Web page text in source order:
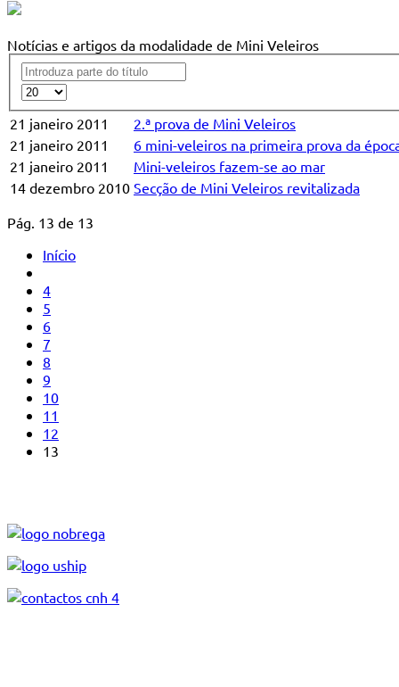
Notícias e artigos da modalidade de Mini Veleiros
21 janeiro 2011
2.ª prova de Mini Veleiros
21 janeiro 2011
6 mini-veleiros na primeira prova da
21 janeiro 2011
Mini-veleiros fazem-se ao mar
14 dezembro 2010 Secção de Mini Veleiros revitalizada
Pág. 13 de 13
Início
4
5
6
7
8
9
10
11
12
13